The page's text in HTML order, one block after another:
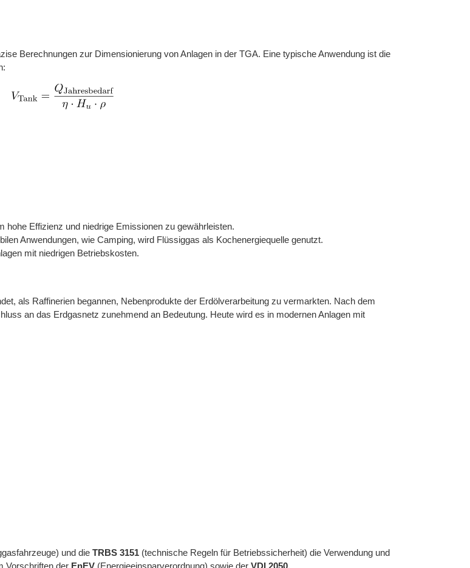
Berechnungen zur Dimensionierung von Anlagen in der TGA. Eine typische Anwendung ist die
hohe Effizienz und niedrige Emissionen zu gewährleisten.
Anwendungen, wie Camping, wird Flüssiggas als Kochenergiequelle genutzt.
mit niedrigen Betriebskosten.
als Raffinerien begannen, Nebenprodukte der Erdölverarbeitung zu vermarkten. Nach dem
an das Erdgasnetz zunehmend an Bedeutung. Heute wird es in modernen Anlagen mit
und die TRBS 3151 (technische Regeln für Betriebssicherheit) die Verwendung und
Vorschriften der EnEV (Energieeinsparverordnung) sowie der VDI 2050.